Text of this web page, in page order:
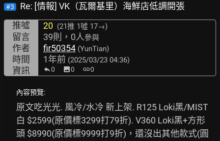
#3
Re: [情報] VK（瓦爾基里）海鮮店低調開張
推噓
20 (21推 1噓 17→)
留言 39則，0人參與
作者 fir50354 (YunTian)
時間 1年前 (2025/03/23 04:36)
資訊 0 image0 link0
內容預覽:
原文吃光光. 風冷/水冷 新上架. R125 Loki黑/MIST
白 $2599(原價標3299打79折). V360 Loki黑+方形
頭 $8990(原價標9999打9折)，還沒出其他款式(圓